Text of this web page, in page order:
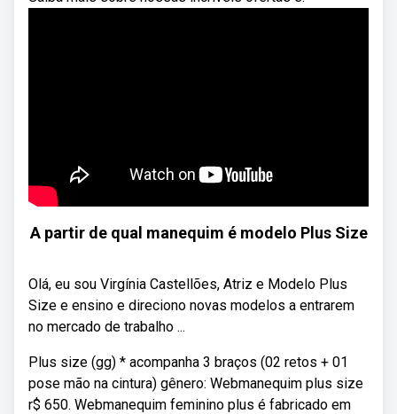
A partir de qual manequim é modelo Plus Size
Olá, eu sou Virgínia Castellões, Atriz e Modelo Plus
Size e ensino e direciono novas modelos a entrarem
no mercado de trabalho ...
Plus size (gg) * acompanha 3 braços (02 retos + 01
pose mão na cintura) gênero: Webmanequim plus size
r$ 650. Webmanequim feminino plus é fabricado em